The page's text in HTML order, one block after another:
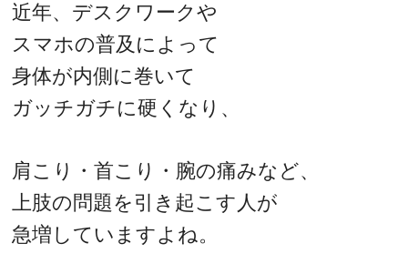
近年、デスクワークや
スマホの普及によって
身体が内側に巻いて
ガッチガチに硬くなり、
肩こり・首こり・腕の痛みなど、
上肢の問題を引き起こす人が
急増していますよね。